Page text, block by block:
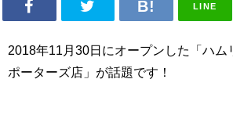
LINE
2018年11月30日にオープンした「ハム
ポーターズ店」が話題です！